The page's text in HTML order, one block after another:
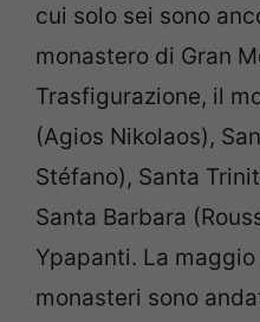
cui solo sei sono
monastero di Gran
Trasfigurazione, il
(Agios Nikolaos),
Stéfano), Santa
Santa Barbara
Ypapanti. La
monasteri sono